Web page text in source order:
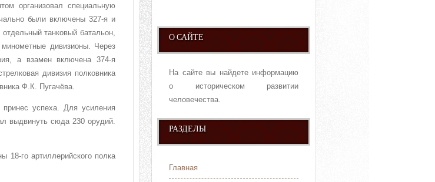
организовал специальную
были включены 327-я и
танковый батальон,
дивизионы. Через
а взамен включена 374-я
дивизия полковника
Ф.К. Пугачёва.
успеха. Для усиления
выдвинуть сюда 230 орудий.
18-го артиллерийского полка
О САЙТЕ
На сайте вы найдете информацию
о историческом развитии
человечества.
РАЗДЕЛЫ
Главная